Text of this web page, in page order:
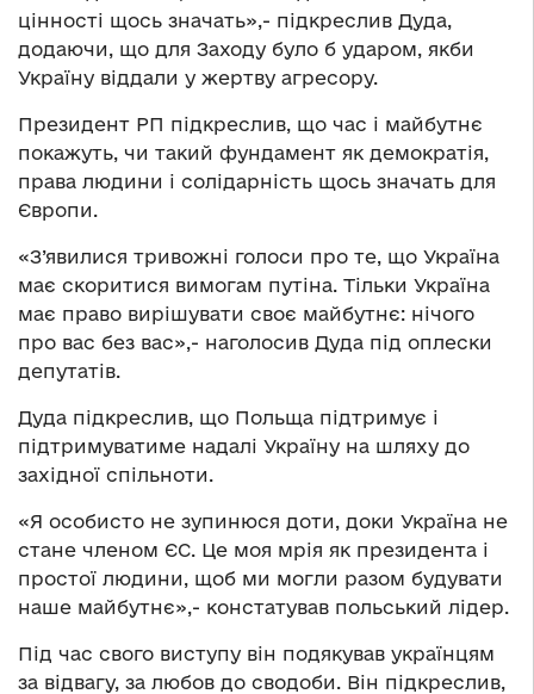
цінності щось значать»,- підкреслив Дуда,
додаючи, що для Заходу було б ударом, якби
Україну віддали у жертву агресору.
Президент РП підкреслив, що час і майбутнє
покажуть, чи такий фундамент як демократія,
права людини і солідарність щось значать для
Європи.
«З’явилися тривожні голоси про те, що Україна
має скоритися вимогам путіна. Тільки Україна
має право вирішувати своє майбутнє: нічого
про вас без вас»,- наголосив Дуда під оплески
депутатів.
Дуда підкреслив, що Польща підтримує і
підтримуватиме надалі Україну на шляху до
західної спільноти.
«Я особисто не зупинюся доти, доки Україна не
стане членом ЄС. Це моя мрія як президента і
простої людини, щоб ми могли разом будувати
наше майбутнє»,- констатував польський лідер.
Під час свого виступу він подякував українцям
за відвагу, за любов до сводоби. Він підкреслив,